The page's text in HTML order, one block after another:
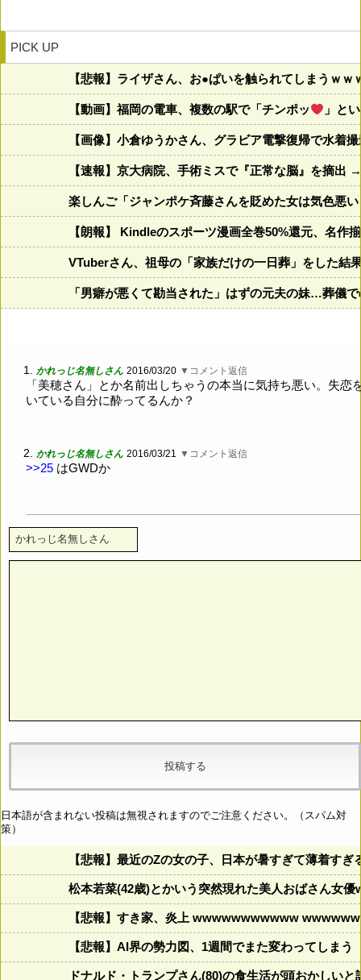
PICK UP
【悲報】ライザさん、お●ぱいを触られてしまうｗｗ
【動画】福岡の電車、複数の駅で「チンポッ 」と
【画像】小倉ゆうかさん、グラビア電撃復帰で水着
【速報】京大病院、手術ミスで『正常な脳』を摘出
楽しんご「ジャンポケ斉藤さんを貶めた女は気色悪
【朗報】 Kindleのスポーツ漫画全巻50%還元、名作
VTuberさん、祖母の「家族だけの一日葬」をした結
「男癖が悪くて勘当された」はずの元夫の妹…葬儀
1. かれっじ名無しさん 2016/03/20 ▼コメント返信
「美穂さん」とか名前出しちゃうの本当に気持ち悪い。失恋
いている自分に酔ってるんか？
2. かれっじ名無しさん 2016/03/21 ▼コメント返信
>>25 はGWDか
日本語が含まれない投稿は無視されますのでご注意ください。（スパム対
策）
【悲報】最近のZの女の子、日本が暑すぎて薄着すぎ
松本若菜(42歳)とかいう突然現れた美人おばさん女優
【悲報】すき家、炎上 wwwwwwwwwww
【悲報】AI界の勢力図、1週間でまた変わってしまう
ドナルド・トランプさん(80)の食生活が頭おかしい